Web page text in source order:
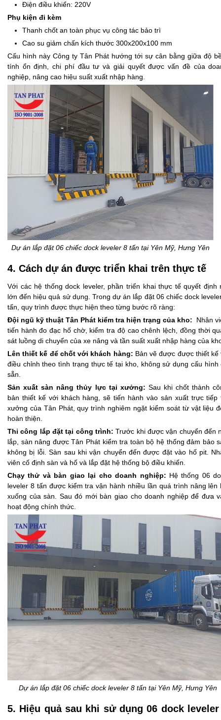
Điện điều khiển: 220V
Phụ kiện đi kèm
Thanh chốt an toàn phục vụ công tác bảo trì
Cao su giảm chấn kích thước 300x200x100 mm
Cấu hình này Công ty Tân Phát hướng tới sự cân bằng giữa độ
tính ổn định, chi phí đầu tư và giải quyết được vấn đề của
nghiệp, nâng cao hiệu suất xuất nhập hàng.
Dự án lắp đặt 06 chiếc dock leveler 8 tấn tại Yên Mỹ, Hưng Yên
4. Cách dự án được triển khai trên thực tế
Với các hệ thống dock leveler, phần triển khai thực tế quyết định
lớn đến hiệu quả sử dụng. Trong dự án lắp đặt 06 chiếc dock
tấn, quy trình được thực hiện theo từng bước rõ ràng:
Đội ngũ kỹ thuật Tân Phát kiểm tra hiện trạng của kho:
Nhân
tiến hành đo đạc hố chờ, kiểm tra độ cao chênh lệch, đồng thời
sát luồng di chuyển của xe nâng và tần suất xuất nhập hàng của
Lên thiết kế để chốt với khách hàng: Bản vẽ được được thiết kế
điều chỉnh theo tình trạng thực tế tại kho, không sử dụng cấu hình
sẵn.
Sản xuất sàn nâng thủy lực tại xưởng: Sau khi chốt thành
bản thiết kế với khách hàng, sẽ tiến hành vào sản xuất trực tiếp
xưởng của Tân Phát, quy trình nghiêm ngặt kiểm soát từ vật liệu
hoàn thiện.
Thi công lắp đặt tại công trình: Trước khi được vận chuyển đến
lắp, sàn nâng được Tân Phát kiểm tra toàn bộ hệ thống đảm bảo
không bị lỗi. Sàn sau khi vận chuyển đến được đặt vào hố pit.
viên cố định sàn và hố và lắp đặt hệ thống bộ điều khiển.
Chạy thử và bàn giao lại cho doanh nghiệp: Hệ thống 06
leveler 8 tấn được kiểm tra vận hành nhiều lần quá trình nâng lên
xuống của sàn. Sau đó mới bàn giao cho doanh nghiệp để đưa
hoạt động chính thức.
Dự án lắp đặt 06 chiếc dock leveler 8 tấn tại Yên Mỹ, Hưng Yên
5. Hiệu quả sau khi sử dụng 06 dock leveler